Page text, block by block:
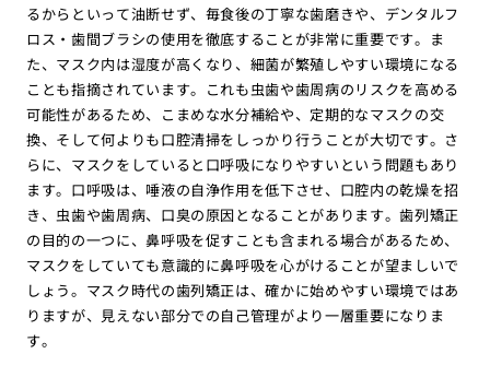
るからといって油断せず、毎食後の丁寧な歯磨きや、デンタルフ
ロス・歯間ブラシの使用を徹底することが非常に重要です。ま
た、マスク内は湿度が高くなり、細菌が繁殖しやすい環境になる
ことも指摘されています。これも虫歯や歯周病のリスクを高める
可能性があるため、こまめな水分補給や、定期的なマスクの交
換、そして何よりも口腔清掃をしっかり行うことが大切です。さ
らに、マスクをしていると口呼吸になりやすいという問題もあり
ます。口呼吸は、唾液の自浄作用を低下させ、口腔内の乾燥を招
き、虫歯や歯周病、口臭の原因となることがあります。歯列矯正
の目的の一つに、鼻呼吸を促すことも含まれる場合があるため、
マスクをしていても意識的に鼻呼吸を心がけることが望ましいで
しょう。マスク時代の歯列矯正は、確かに始めやすい環境ではあ
りますが、見えない部分での自己管理がより一層重要になりま
す。